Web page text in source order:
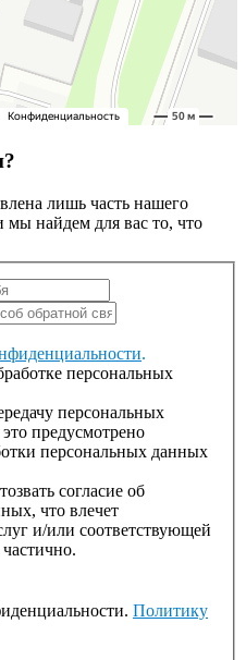
лишь часть нашего
найдем для вас то, что
.
персональных
персональных
предусмотрено
персональных данных
согласие об
что влечет
и/или соответствующей
Политику